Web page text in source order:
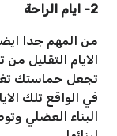
2- ايام الراحة
من المهم جدا
الايام التقليل
تجعل حماستك
في الواقع تلك
البناء العضلي